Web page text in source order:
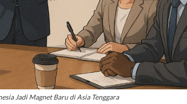
Jadi Magnet Baru di Asia Tenggara